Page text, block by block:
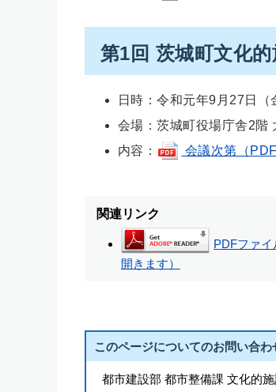
第1回 茨城町文化
日時：令和元年9月27日（
会場：茨城町役場庁舎2階
内容：
会議次第（
関連リンク
PDFファ
開きます）
このページについてのお問い合わ
都市建設部 都市整備課 文化的